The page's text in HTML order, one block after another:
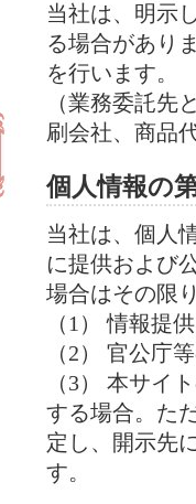
当社は、明示
る場合があり
を行います。
（業務委託先
刷会社、商品
個人情報の
当社は、個人
に提供および
場合はその限
（1） 情報提
（2） 官公庁
（3） 本サイ
する場合。た
定し、開示先
す。